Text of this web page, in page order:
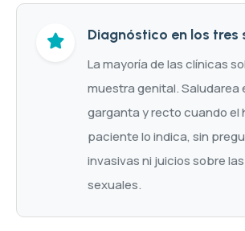
Diagnóstico en los tres
La mayoría de las clínicas
muestra genital. Saludarea
garganta y recto cuando el
paciente lo indica, sin
invasivas ni juicios sobre
sexuales.